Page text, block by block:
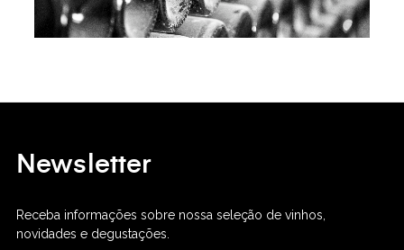
Newsletter
Receba informações sobre nossa seleção de vinhos,
novidades e degustações.